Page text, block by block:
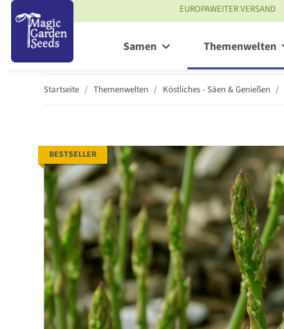
EUROPAWEITER VERSAND
Samen Themenwelten
Startseite Themenwelten Köstliches - Säen & Genießen
BESTSELLER